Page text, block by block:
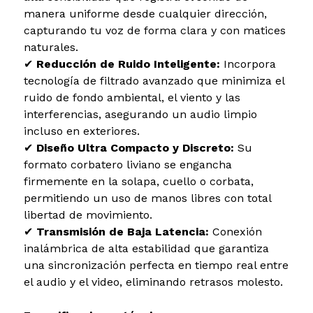
manera uniforme desde cualquier dirección,
capturando tu voz de forma clara y con matices
naturales.
✔ Reducción de Ruido Inteligente: Incorpora
tecnología de filtrado avanzado que minimiza el
ruido de fondo ambiental, el viento y las
interferencias, asegurando un audio limpio
incluso en exteriores.
✔ Diseño Ultra Compacto y Discreto: Su
formato corbatero liviano se engancha
firmemente en la solapa, cuello o corbata,
permitiendo un uso de manos libres con total
libertad de movimiento.
✔ Transmisión de Baja Latencia: Conexión
inalámbrica de alta estabilidad que garantiza
una sincronización perfecta en tiempo real entre
el audio y el video, eliminando retrasos molesto.